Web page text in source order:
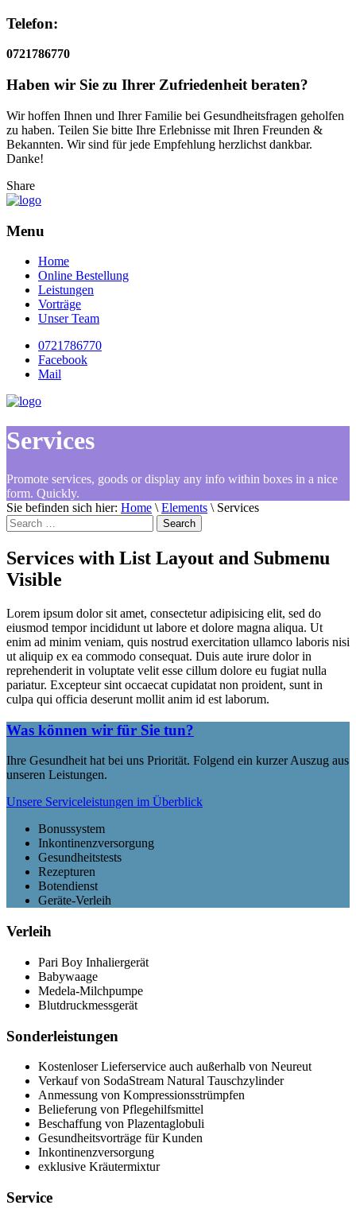
Telefon:
0721786770
Haben wir Sie zu Ihrer Zufriedenheit beraten?
Wir hoffen Ihnen und Ihrer Familie bei Gesundheitsfragen geholfen
zu haben. Teilen Sie bitte Ihre Erlebnisse mit Ihren Freunden &
Bekannten. Wir sind für jede Empfehlung herzlichst dankbar.
Danke!
Share
Menu
Home
Online Bestellung
Leistungen
Vorträge
Unser Team
0721786770
Facebook
Mail
Services
Promote services, goods or display any info within boxes in a nice
form. Quickly.
Sie befinden sich hier: Home \ Elements \ Services
Search
for:
Services with List Layout and Submenu
Visible
Lorem ipsum dolor sit amet, consectetur adipisicing elit, sed do
eiusmod tempor incididunt ut labore et dolore magna aliqua. Ut
enim ad minim veniam, quis nostrud exercitation ullamco laboris nisi
ut aliquip ex ea commodo consequat. Duis aute irure dolor in
reprehenderit in voluptate velit esse cillum dolore eu fugiat nulla
pariatur. Excepteur sint occaecat cupidatat non proident, sunt in
culpa qui officia deserunt mollit anim id est laborum.
Was können wir für Sie tun?
Ihre Gesundheit hat bei uns Priorität. Folgend ein kurzer Auszug aus
unseren Leistungen.
Unsere Serviceleistungen im Überblick
Bonussystem
Inkontinenzversorgung
Gesundheitstests
Rezepturen
Botendienst
Geräte-Verleih
Verleih
Pari Boy Inhaliergerät
Babywaage
Medela-Milchpumpe
Blutdruckmessgerät
Sonderleistungen
Kostenloser Lieferservice auch außerhalb von Neureut
Verkauf von SodaStream Natural Tauschzylinder
Anmessung von Kompressionsstrümpfen
Belieferung von Pflegehilfsmittel
Beschaffung von Plazentaglobuli
Gesundheitsvorträge für Kunden
Inkontinenzversorgung
exklusive Kräutermixtur
Service